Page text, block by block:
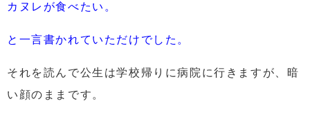
カヌレが食べたい。
と一言書かれていただけでした。
それを読んで公生は学校帰りに病院に行きますが、暗
い顔のままです。